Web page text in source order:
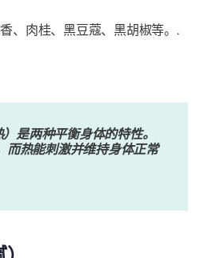
、肉桂、黑豆蔻、黑胡椒等。.
是两种平衡身体的特性。
而热能刺激并维持身体正常